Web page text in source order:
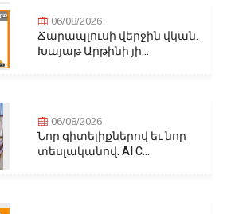
06/08/2026
Ճարապլուսի վերջին վկան.
Խայաթ Արթինի յի...
06/08/2026
Նոր գիտելիքներով եւ նոր
տեսլականով. AI C...